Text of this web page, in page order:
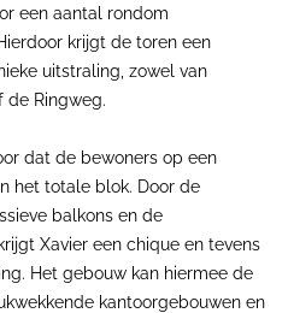
een aantal rondom
krijgt de toren een
uitstraling, zowel van
de Ringweg.
dat de bewoners op een
het totale blok. Door de
balkons en de
Xavier een chique en tevens
Het gebouw kan hiermee de
kantoorgebouwen en